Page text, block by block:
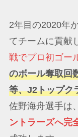
2年目の2020年
てチームに貢献
戦でプロ初ゴー
のボール奪取回
等、J2トップク
佐野海舟選手は、
ントラーズへ完